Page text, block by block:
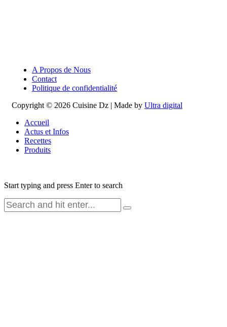
A Propos de Nous
Contact
Politique de confidentialité
Copyright © 2026 Cuisine Dz | Made by Ultra digital
Accueil
Actus et Infos
Recettes
Produits
Start typing and press Enter to search